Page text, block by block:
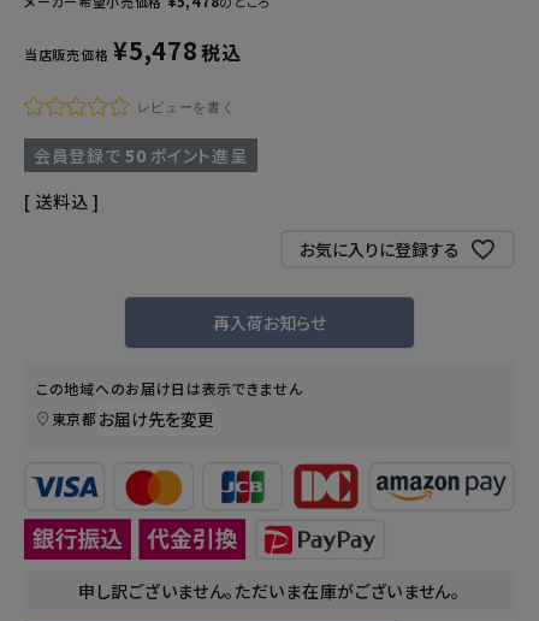
当店販売価格 ¥5,478税込
レビューを書く
会員登録で 50 ポイント進呈
送料込
お気に入りに登録する
再入荷お知らせ
この地域へのお届け日は表示できません
東京都 お届け先を変更
申し訳ございません。ただいま在庫がございません。